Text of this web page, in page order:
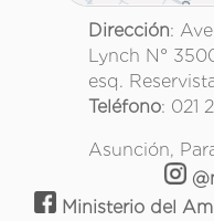
Dirección:
Lynch N°
esq.
Teléfono: 021
Asunción,
Ministerio del